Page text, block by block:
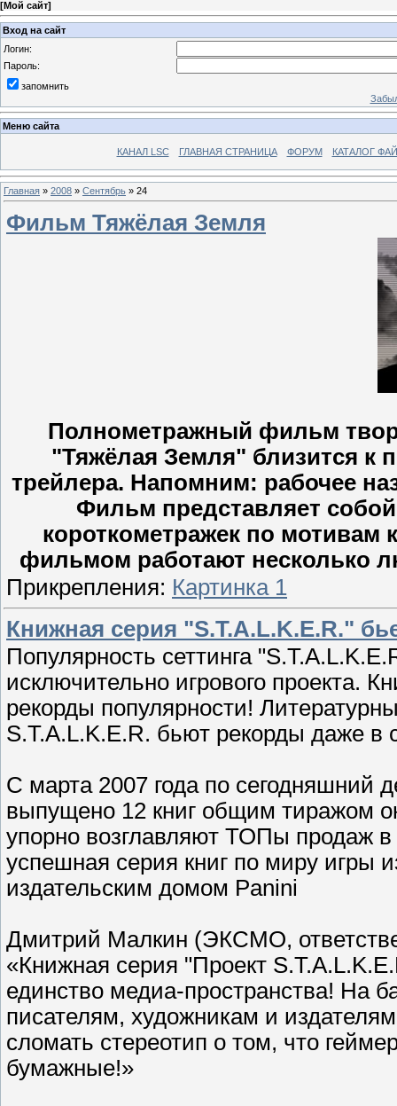
[Мой сайт]
Вход на сайт
Логин:
Пароль:
запомнить
Меню сайта
КАНАЛ LSC ГЛАВНАЯ СТРАНИЦА ФОРУМ КАТАЛОГ
Главная » 2008 » Сентябрь » 24
Фильм Тяжёлая Земля
Полнометражный фильм
"Тяжёлая Земля" близится к
трейлера. Напомним: рабочее
Фильм представляет
короткометражек по мотивам
фильмом работают несколько
Прикрепления: Картинка 1
Книжная серия "S.T.A.L.K.E.R."
Популярность сеттинга
исключительно игрового проекта.
рекорды популярности!
S.T.A.L.K.E.R. бьют рекорды даже
С марта 2007 года по сегодняшний
выпущено 12 книг общим тиражом
упорно возглавляют ТОПы продаж
успешная серия книг по миру игры
издательским домом Panini
Дмитрий Малкин (ЭКСМО,
«Книжная серия "Проект
единство медиа-пространства! На
писателям, художникам и
сломать стереотип о том, что
бумажные!»